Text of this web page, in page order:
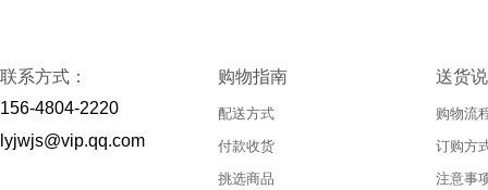
联系方式：
156-4804-2220
lyjwjs@vip.qq.com
购物指南
配送方式
付款收货
挑选商品
送货
购物流
订购方
注意事